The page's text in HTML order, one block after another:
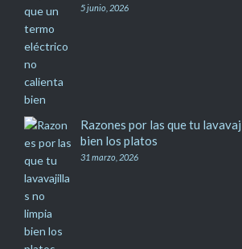
5 junio, 2026
Razones por las que tu
bien los platos
31 marzo, 2026